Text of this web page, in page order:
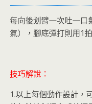
每向後划臂一次吐一口
氣），腳底彈打則用1
技巧解說：
1.以上每個動作設計，